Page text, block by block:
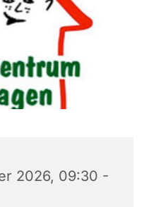
2026, 09:30 -